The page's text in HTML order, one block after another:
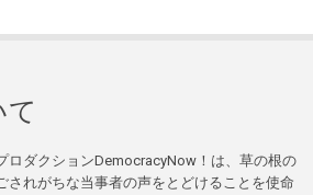
ロダクションDemocracyNow！は、草の根の
されがちな当事者の声をとどけることを使命